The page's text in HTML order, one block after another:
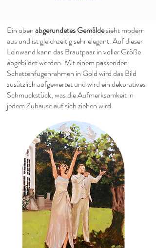
Ein obenabgerundetes Gemäldesieht modern
aus und ist gleichzeitig sehr elegant. Auf dieser
Leinwand kann das Brautpaar in voller Größe
abgebildet werden. Mit einem passenden
Schattenfugenrahmen in Gold wird das Bild
zusätzlich aufgewertet und wird ein dekoratives
Schmuckstück, was die Aufmerksamkeit in
jedem Zuhause auf sich ziehen wird.